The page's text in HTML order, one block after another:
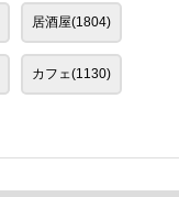
居酒屋(1804)
カフェ(1130)